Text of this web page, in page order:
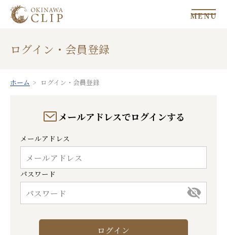
MENU
ログイン・会員登録
ホーム ログイン・会員登録
メールアドレスでログインする
メールアドレス
パスワード